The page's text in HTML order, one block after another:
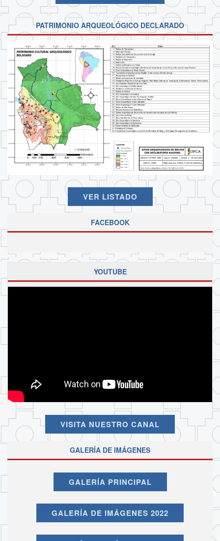
PATRIMONIO ARQUEOLÓGICO DECLARADO
VER LISTADO
FACEBOOK
YOUTUBE
VISITA NUESTRO CANAL
GALERÍA DE IMÁGENES
GALERÍA PRINCIPAL
GALERÍA DE IMÁGENES 2022